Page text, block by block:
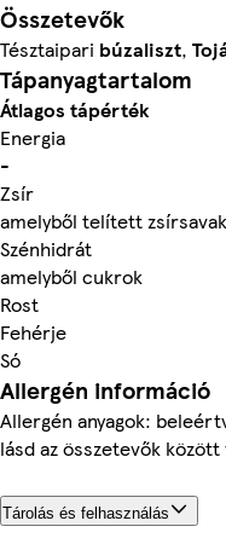
Összetevők
Tésztaipari búzaliszt,
Tápanyagtartalom
Átlagos tápérték
Energia
-
Zsír
amelyből telített zsírsavak
Szénhidrát
amelyből cukrok
Rost
Fehérje
Só
Allergén információ
Allergén anyagok:
lásd az összetevők
Tárolás és felhasználás